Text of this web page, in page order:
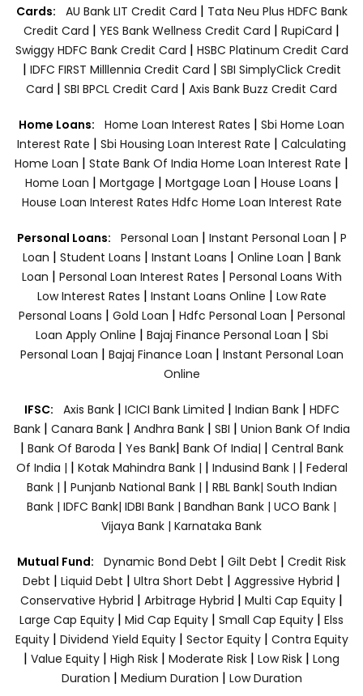
Cards: AU Bank LIT Credit Card | Tata Neu Plus HDFC Bank
Credit Card | YES Bank Wellness Credit Card | RupiCard |
Swiggy HDFC Bank Credit Card | HSBC Platinum Credit Card
| IDFC FIRST Milllennia Credit Card | SBI SimplyClick Credit
Card | SBI BPCL Credit Card | Axis Bank Buzz Credit Card
Home Loans: Home Loan Interest Rates | Sbi Home Loan
Interest Rate | Sbi Housing Loan Interest Rate | Calculating
Home Loan | State Bank Of India Home Loan Interest Rate |
Home Loan | Mortgage | Mortgage Loan | House Loans |
House Loan Interest Rates Hdfc Home Loan Interest Rate
Personal Loans: Personal Loan | Instant Personal Loan | P
Loan | Student Loans | Instant Loans | Online Loan | Bank
Loan | Personal Loan Interest Rates | Personal Loans With
Low Interest Rates | Instant Loans Online | Low Rate
Personal Loans | Gold Loan | Hdfc Personal Loan | Personal
Loan Apply Online | Bajaj Finance Personal Loan | Sbi
Personal Loan | Bajaj Finance Loan | Instant Personal Loan
Online
IFSC: Axis Bank | ICICI Bank Limited | Indian Bank | HDFC
Bank| Canara Bank | Andhra Bank| SBI | Union Bank Of India
| Bank Of Baroda | Yes Bank| Bank Of India| | Central Bank
Of India | | Kotak Mahindra Bank | | Indusind Bank | | Federal
Bank | | Punjanb National Bank | | RBL Bank| South Indian
Bank | IDFC Bank| IDBI Bank | Bandhan Bank | UCO Bank |
Vijaya Bank | Karnataka Bank
Mutual Fund: Dynamic Bond Debt | Gilt Debt | Credit Risk
Debt | Liquid Debt | Ultra Short Debt | Aggressive Hybrid |
Conservative Hybrid | Arbitrage Hybrid | Multi Cap Equity |
Large Cap Equity | Mid Cap Equity | Small Cap Equity | Elss
Equity| Dividend Yield Equity| Sector Equity | Contra Equity
| Value Equity | High Risk | Moderate Risk | Low Risk | Long
Duration | Medium Duration | Low Duration